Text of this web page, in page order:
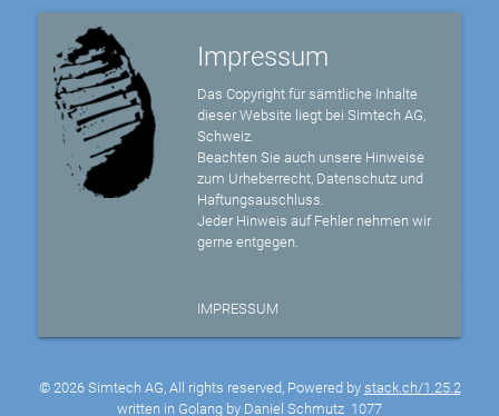
Impressum
Das Copyright für sämtliche Inhalte
dieser Website liegt bei Simtech AG,
Schweiz.
Beachten Sie auch unsere Hinweise
zum Urheberrecht, Datenschutz und
Haftungsauschluss.
Jeder Hinweis auf Fehler nehmen wir
gerne entgegen.
IMPRESSUM
© 2026 Simtech AG, All rights reserved, Powered by stack.ch/1.25.2
written in Golang by Daniel Schmutz 1077